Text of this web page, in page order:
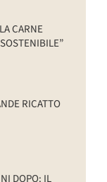
CARNE
RICATTO